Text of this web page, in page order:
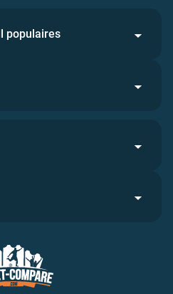
populaires